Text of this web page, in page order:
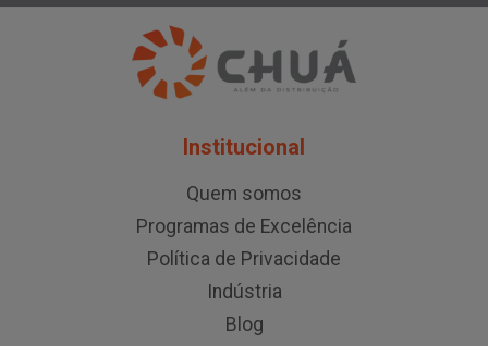
Institucional
Quem somos
Programas de Excelência
Política de Privacidade
Indústria
Blog